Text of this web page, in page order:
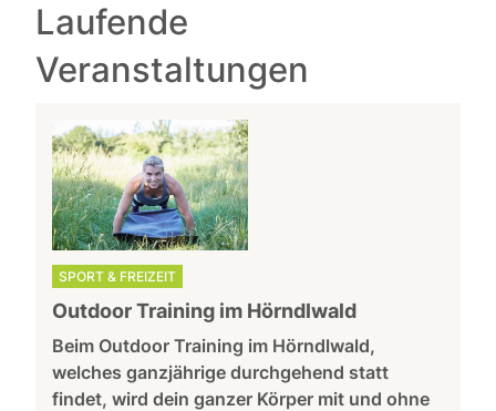
Laufende
Veranstaltungen
SPORT & FREIZEIT
Outdoor Training im Hörndlwald
Beim Outdoor Training im Hörndlwald,
welches ganzjährige durchgehend statt
findet, wird dein ganzer Körper mit und ohne